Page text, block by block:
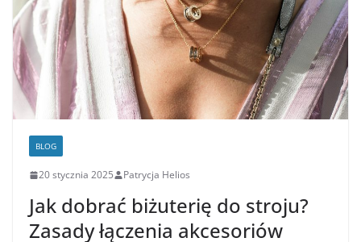
BLOG
20 stycznia 2025 Patrycja Helios
Jak dobrać biżuterię do stroju?
Zasady łączenia akcesoriów